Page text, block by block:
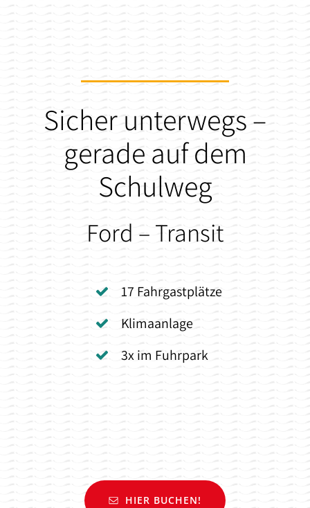
Sicher unterwegs –
gerade auf dem
Schulweg
Ford – Transit
17 Fahrgastplätze
Klimaanlage
3x im Fuhrpark
HIER BUCHEN!